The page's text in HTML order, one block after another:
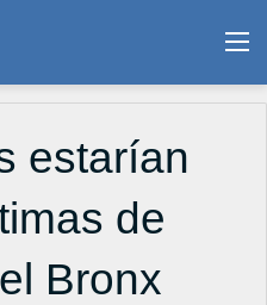
estarían
de
Bronx